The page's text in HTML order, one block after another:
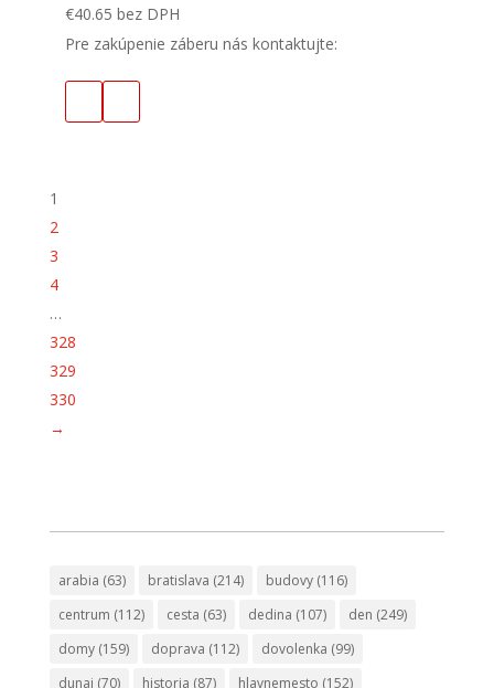
€40.65 bez DPH
Pre zakúpenie záberu nás kontaktujte:
1
2
3
4
…
328
329
330
→
arabia (63) bratislava (214) budovy(116)
centrum (112) cesta (63) dedina (107) den (249)
domy(159) doprava (112) dovolenka (99)
dunaj (70) historia (87) hlavnemesto (152)